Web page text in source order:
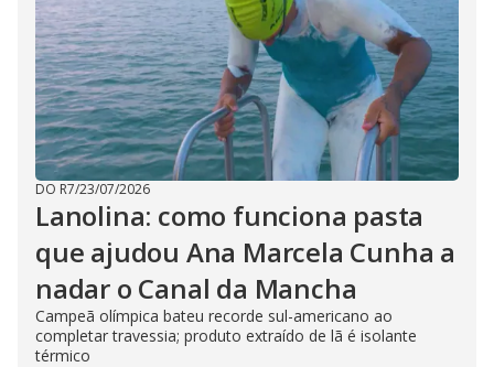
DO R7/23/07/2026
Lanolina: como funciona pasta
que ajudou Ana Marcela Cunha a
nadar o Canal da Mancha
Campeã olímpica bateu recorde sul-americano ao
completar travessia; produto extraído de lã é isolante
térmico